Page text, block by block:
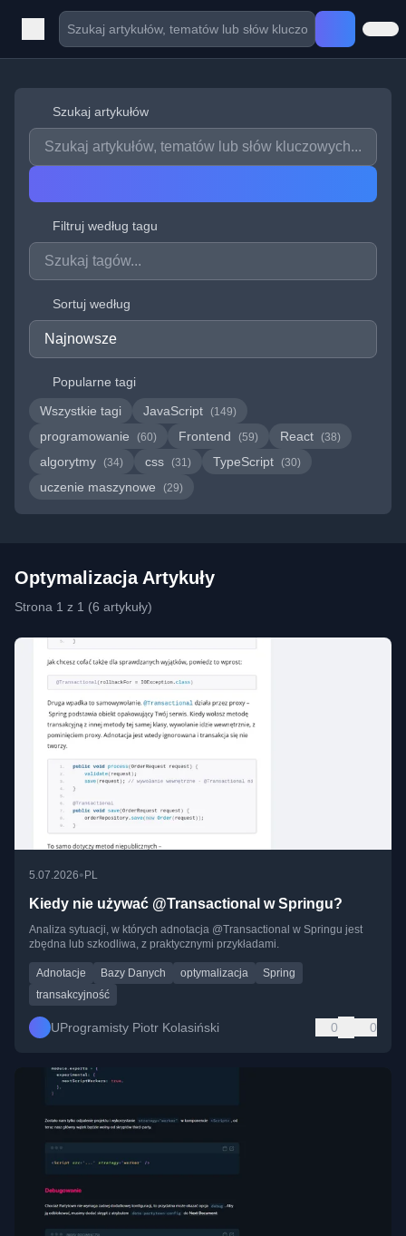
Szukaj artykułów
Filtruj według tagu
Sortuj według
Popularne tagi
Wszystkie tagi
JavaScript (149)
programowanie (60) Frontend (59) React (38)
algorytmy (34) css (31) TypeScript (30)
uczenie maszynowe (29)
Optymalizacja Artykuły
Strona 1 z 1 (6 artykuły)
5.07.2026• PL
Kiedy nie używać @Transactional w Springu?
Analiza sytuacji, w których adnotacja @Transactional w Springu jest
zbędna lub szkodliwa, z praktycznymi przykładami.
Adnotacje Bazy Danych optymalizacja
Spring
transakcyjność
UProgramisty Piotr Kolasiński 0 0